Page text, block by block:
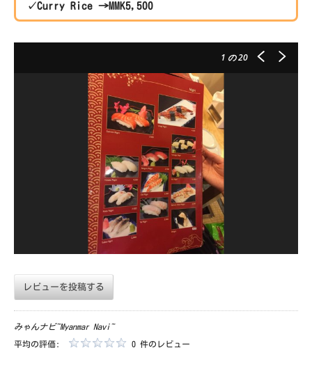
✓Curry Rice →MMK5,500
1 の 20
レビューを投稿する
みゃんナビ~Myanmar Navi~
平均の評価: 0 件のレビュー